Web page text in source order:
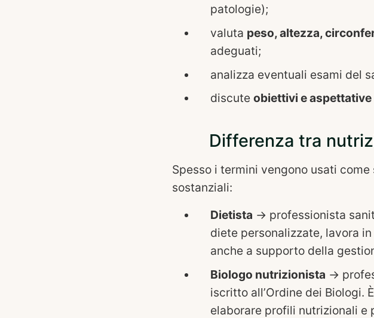
patologie);
valuta peso, altezza,
adeguati;
analizza eventuali esami del
discute obiettivi e aspettative
Differenza tra
Spesso i termini vengono usati
sostanziali:
Dietista → professionista
diete personalizzate, lavora
anche a supporto della
Biologo nutrizionista →
iscritto all’Ordine dei Biologi.
elaborare profili nutrizionali e